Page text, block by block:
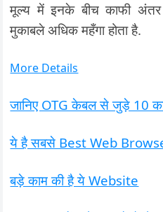
मूल्य में इनके बीच काफी
मुकाबले अधिक महँगा होता है.
More Details
जानिए OTG केबल से जुड़े 10
ये है सबसे Best Web
बड़े काम की है ये Website